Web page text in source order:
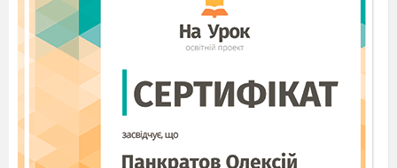
КАРТИНИ.